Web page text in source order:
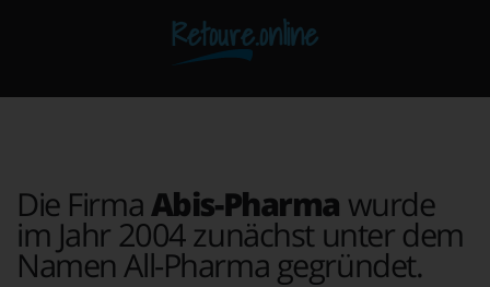
Retoure.online
Die Firma Abis-Pharma wurde
im Jahr 2004 zunächst unter dem
Namen All-Pharma gegründet.